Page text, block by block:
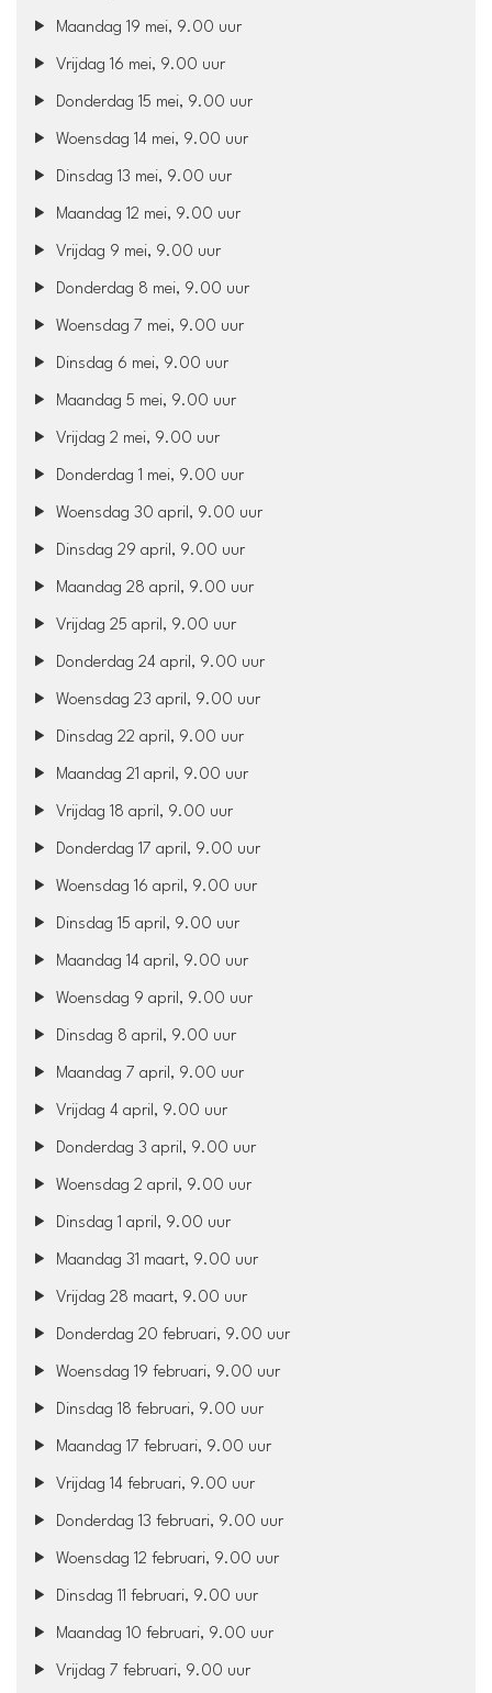
Maandag 19 mei, 9.00 uur
Vrijdag 16 mei, 9.00 uur
Donderdag 15 mei, 9.00 uur
Woensdag 14 mei, 9.00 uur
Dinsdag 13 mei, 9.00 uur
Maandag 12 mei, 9.00 uur
Vrijdag 9 mei, 9.00 uur
Donderdag 8 mei, 9.00 uur
Woensdag 7 mei, 9.00 uur
Dinsdag 6 mei, 9.00 uur
Maandag 5 mei, 9.00 uur
Vrijdag 2 mei, 9.00 uur
Donderdag 1 mei, 9.00 uur
Woensdag 30 april, 9.00 uur
Dinsdag 29 april, 9.00 uur
Maandag 28 april, 9.00 uur
Vrijdag 25 april, 9.00 uur
Donderdag 24 april, 9.00 uur
Woensdag 23 april, 9.00 uur
Dinsdag 22 april, 9.00 uur
Maandag 21 april, 9.00 uur
Vrijdag 18 april, 9.00 uur
Donderdag 17 april, 9.00 uur
Woensdag 16 april, 9.00 uur
Dinsdag 15 april, 9.00 uur
Maandag 14 april, 9.00 uur
Woensdag 9 april, 9.00 uur
Dinsdag 8 april, 9.00 uur
Maandag 7 april, 9.00 uur
Vrijdag 4 april, 9.00 uur
Donderdag 3 april, 9.00 uur
Woensdag 2 april, 9.00 uur
Dinsdag 1 april, 9.00 uur
Maandag 31 maart, 9.00 uur
Vrijdag 28 maart, 9.00 uur
Donderdag 20 februari, 9.00 uur
Woensdag 19 februari, 9.00 uur
Dinsdag 18 februari, 9.00 uur
Maandag 17 februari, 9.00 uur
Vrijdag 14 februari, 9.00 uur
Donderdag 13 februari, 9.00 uur
Woensdag 12 februari, 9.00 uur
Dinsdag 11 februari, 9.00 uur
Maandag 10 februari, 9.00 uur
Vrijdag 7 februari, 9.00 uur